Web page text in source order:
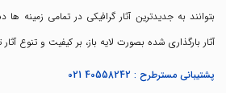
بتوانند به جدیدترین آثار گرافیکی در تمامی زمینه
آثار بارگذاری شده بصورت لایه باز، بر کیفیت و تنوع آثار
پشتیبانی مسترطرح : 021 40558242